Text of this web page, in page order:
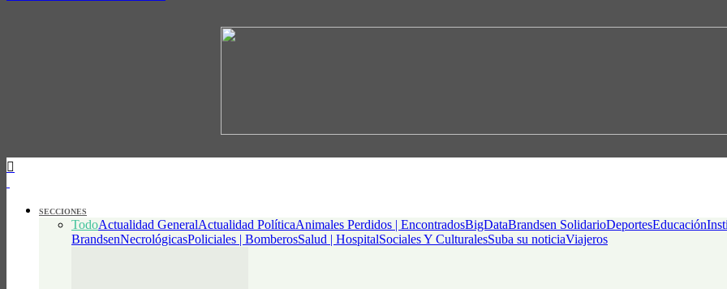
SECCIONES
TodoActualidad GeneralActualidad PolíticaAnimales Perdidos | EncontradosBigDataBrandsen SolidarioDeportesEducación
BrandsenNecrológicasPoliciales | BomberosSalud | HospitalSociales Y CulturalesSuba su noticiaViajeros